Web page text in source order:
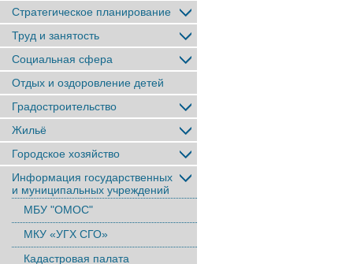
Стратегическое планирование
Труд и занятость
Социальная сфера
Отдых и оздоровление детей
Градостроительство
Жильё
Городское хозяйство
Информация государственных
и муниципальных учреждений
МБУ "ОМОС"
МКУ «УГХ СГО»
Кадастровая палата